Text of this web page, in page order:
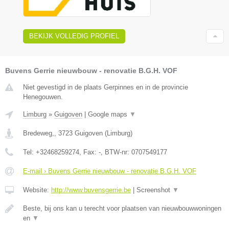
BEKIJK VOLLEDIG PROFIEL
Buvens Gerrie nieuwbouw - renovatie B.G.H. VOF
Niet gevestigd in de plaats Gerpinnes en in de provincie
Henegouwen.
Limburg » Guigoven Google maps ▼
Bredeweg,, 3723 Guigoven (Limburg)
Tel: +32468259274, Fax: -, BTW-nr: 0707549177
E-mail › Buvens Gerrie nieuwbouw - renovatie B.G.H. VOF
Website: http://www.buvensgerrie.be Screenshot ▼
Beste, bij ons kan u terecht voor plaatsen van nieuwbouwwoningen
en ▼